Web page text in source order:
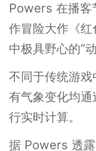
Powers 在播客
作冒险大作《
中极具野心的“
不同于传统游
有气象变化均
行实时计算。
据 Powers 透